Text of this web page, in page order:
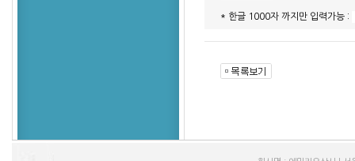
* 한글 1000자 까지만 입력가능 :